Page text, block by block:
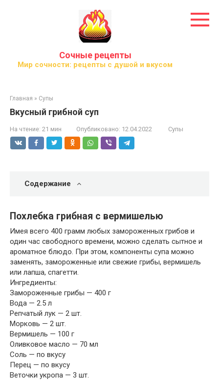
Сочные рецепты
Мир сочности: рецепты с душой и вкусом
Главная » Супы
Вкусный грибной суп
На чтение: 21 мин Опубликовано: 12.04.2022 Супы
Содержание
Похлебка грибная с вермишелью
Имея всего 400 грамм любых замороженных грибов и
один час свободного времени, можно сделать сытное и
ароматное блюдо. При этом, компоненты супа можно
заменять, замороженные или свежие грибы, вермишель
или лапша, спагетти.
Ингредиенты:
Замороженные грибы — 400 г
Вода — 2.5 л
Репчатый лук — 2 шт.
Морковь — 2 шт.
Вермишель — 100 г
Оливковое масло — 70 мл
Соль — по вкусу
Перец — по вкусу
Веточки укропа — 3 шт.